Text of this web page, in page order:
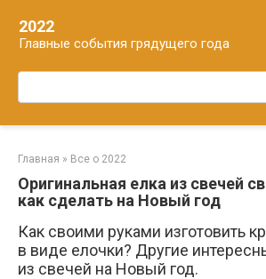
контенту
2022
Главные события грядущего года
Главная » Все о 2022
Оригинальная елка из свечей
как сделать на Новый год
Как своими руками изготовить
в виде елочки? Другие
из свечей на Новый год.